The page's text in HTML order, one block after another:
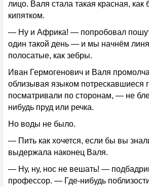
лицо. Валя стала такая красная, как
кипятком.
— Ну и Африка! — попробовал
один такой день — и мы начнём
полосатые, как зебры.
Иван Гермогенович и Валя
облизывая языком потрескавшиеся
посматривали по сторонам, — не
нибудь пруд или речка.
Но воды не было.
— Пить как хочется, если бы вы
выдержала наконец Валя.
— Ну, ну, нос не вешать! —
профессор. — Где-нибудь